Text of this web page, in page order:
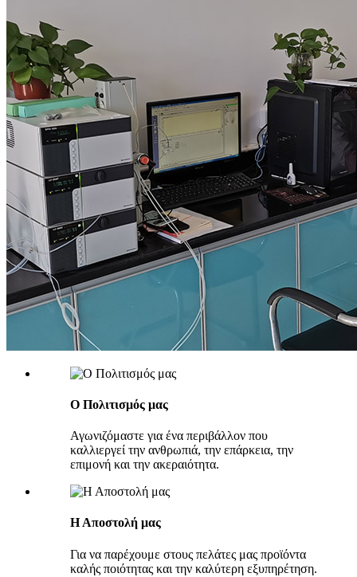
Ο Πολιτισμός μας
Αγωνιζόμαστε για ένα περιβάλλον που
καλλιεργεί την ανθρωπιά, την επάρκεια, την
επιμονή και την ακεραιότητα.
Η Αποστολή μας
Για να παρέχουμε στους πελάτες μας προϊόντα
καλής ποιότητας και την καλύτερη εξυπηρέτηση.